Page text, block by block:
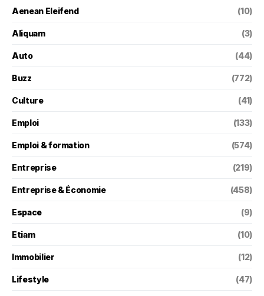
Aenean Eleifend (10)
Aliquam (3)
Auto (44)
Buzz (772)
Culture (41)
Emploi (133)
Emploi & formation (574)
Entreprise (219)
Entreprise & Économie (458)
Espace (9)
Etiam (10)
Immobilier (12)
Lifestyle (47)